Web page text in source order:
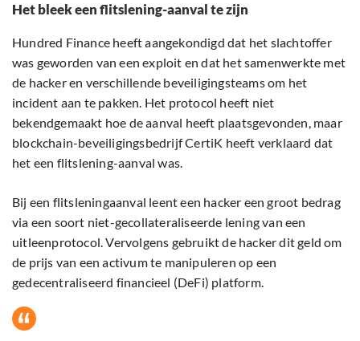
Het bleek een flitslening-aanval te zijn
Hundred Finance heeft aangekondigd dat het slachtoffer
was geworden van een exploit en dat het samenwerkte met
de hacker en verschillende beveiligingsteams om het
incident aan te pakken. Het protocol heeft niet
bekendgemaakt hoe de aanval heeft plaatsgevonden, maar
blockchain-beveiligingsbedrijf CertiK heeft verklaard dat
het een flitslening-aanval was.
Bij een flitsleningaanval leent een hacker een groot bedrag
via een soort niet-gecollateraliseerde lening van een
uitleenprotocol. Vervolgens gebruikt de hacker dit geld om
de prijs van een activum te manipuleren op een
gedecentraliseerd financieel (DeFi) platform.